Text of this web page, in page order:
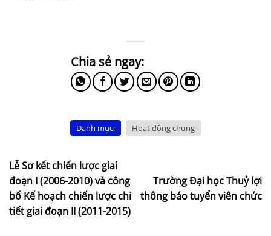
Danh mục: Hoạt động chung
Lễ Sơ kết chiến lược giai
đoạn I (2006-2010) và công
bố Kế hoạch chiến lược chi
tiết giai đoạn II (2011-2015)
Trường Đại học Thuỷ lợi
thông báo tuyển viên chức